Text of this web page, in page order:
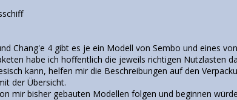
Chang'e 4 gibt es je ein Modell von Sembo und eines
habe ich hoffentlich die jeweils richtigen Nutzlasten
kann, helfen mir die Beschreibungen auf den
der Übersicht.
mir bisher gebauten Modellen folgen und beginnen